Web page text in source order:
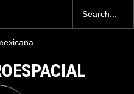
mexicanos cuesta 2.9
millones de dólares